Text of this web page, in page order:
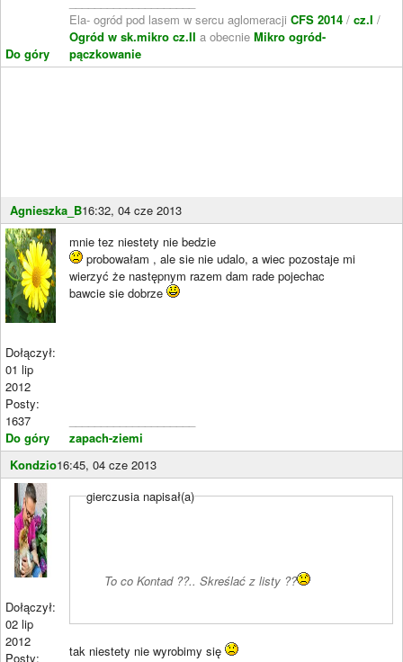
Do góry
Ela- ogród pod lasem w sercu aglomeracji CFS 2014 / cz.I /
Ogród w sk.mikro cz.II a obecnie Mikro ogród-
pączkowanie
Agnieszka_B16:32, 04 cze 2013
Dołączył:
01 lip
2012
Posty:
1637
Do góry
mnie tez niestety nie bedzie
probowałam , ale sie nie udalo, a wiec pozostaje mi
wierzyć że następnym razem dam rade pojechac
bawcie sie dobrze
zapach-ziemi
Kondzio16:45, 04 cze 2013
Dołączył:
02 lip
2012
Posty:
gierczusia napisał(a)
To co Kontad ??.. Skreślać z listy ??
tak niestety nie wyrobimy się